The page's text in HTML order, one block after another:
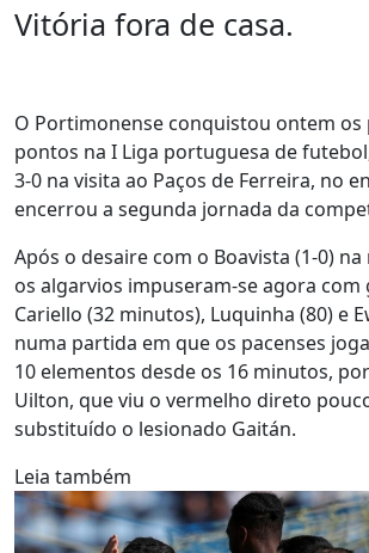
Vitória fora de casa.
O Portimonense conquistou ontem
pontos na I Liga portuguesa de
3-0 na visita ao Paços de Ferreira, no
encerrou a segunda jornada da
Após o desaire com o Boavista (1-0)
os algarvios impuseram-se agora com
Cariello (32 minutos), Luquinha (80) e
numa partida em que os pacenses
10 elementos desde os 16 minutos,
Uilton, que viu o vermelho direto
substituído o lesionado Gaitán.
Leia também